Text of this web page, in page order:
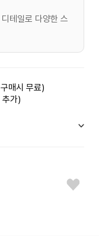
테일로 다양한 스
매시 무료)
가)